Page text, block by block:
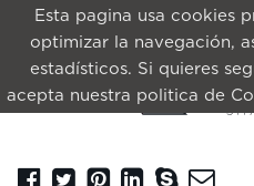
Esta pagina usa cookies
optimizar la navegación,
estadísticos. Si quieres
acepta nuestra politica de